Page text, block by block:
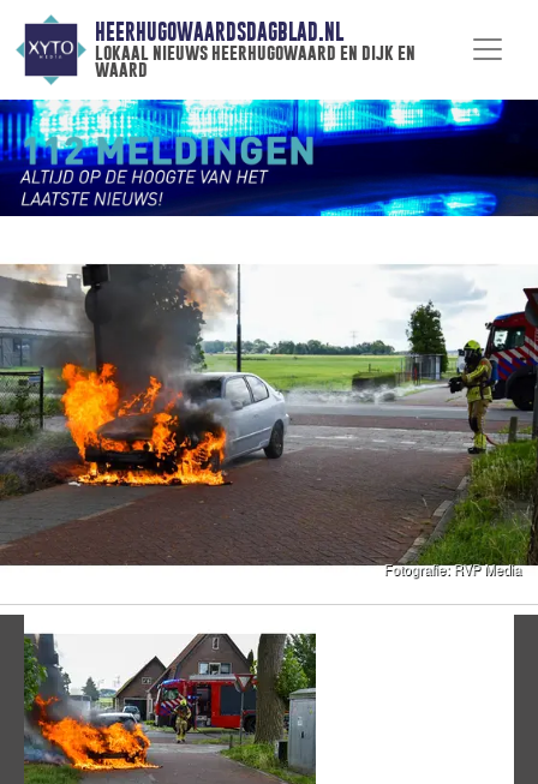
HEERHUGOWAARDSDAGBLAD.NL
lokaal nieuws heerhugowaard en dijk en
waard
Vorige